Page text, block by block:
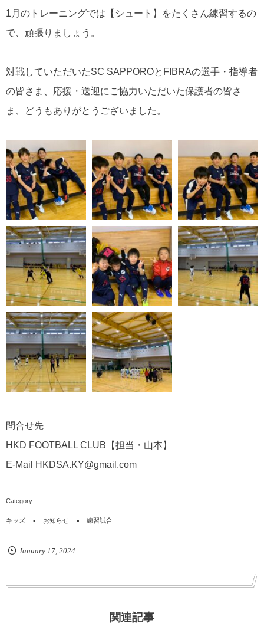
1月のトレーニングでは【シュート】をたくさん練習するの
で、頑張りましょう。
対戦していただいたSC SAPPOROとFIBRAの選手・指導者
の皆さま、応援・送迎にご協力いただいた保護者の皆さ
ま、どうもありがとうございました。
問合せ先
HKD FOOTBALL CLUB【担当・山本】
E-Mail HKDSA.KY@gmail.com
キッズ お知らせ 練習試合
January 17, 2024
関連記事